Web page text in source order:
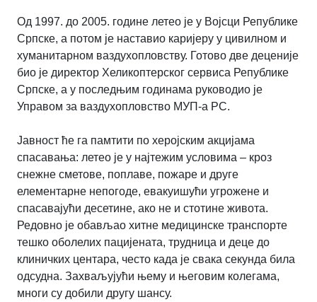
Од 1997. до 2005. године летео је у Војсци Републике
Српске, а потом је наставио каријеру у цивилном и
хуманитарном ваздухопловству. Готово две деценије
био је директор Хеликоптерског сервиса Републике
Српске, а у последњим годинама руководио је
Управом за ваздухопловство МУП-а РС.
Јавност ће га памтити по херојским акцијама
спасавања: летео је у најтежим условима – кроз
снежне сметове, поплаве, пожаре и друге
елементарне непогоде, евакуишући угрожене и
спасавајући десетине, ако не и стотине живота.
Редовно је обављао хитне медицинске транспорте
тешко оболелих пацијената, трудница и деце до
клиничких центара, често када је свака секунда била
одсудна. Захваљујући њему и његовим колегама,
многи су добили другу шансу.